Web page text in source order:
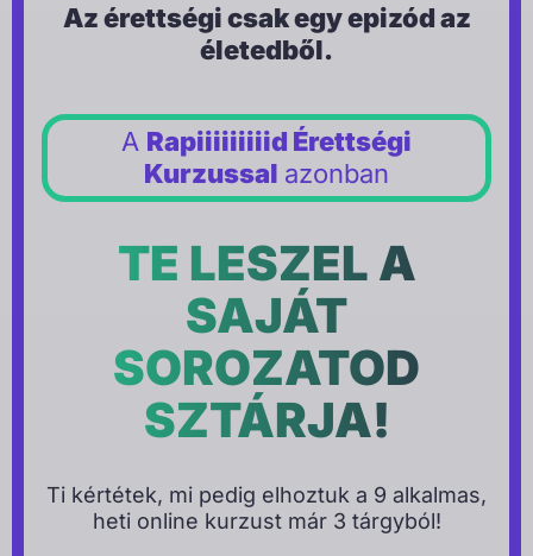
Az érettségi csak egy epizód az
életedből.
A Rapiiiiiiiiid Érettségi
Kurzussal azonban
TE LESZEL A
SAJÁT
SOROZATOD
SZTÁRJA!
Ti kértétek, mi pedig elhoztuk a 9 alkalmas,
heti online kurzust már 3 tárgyból!